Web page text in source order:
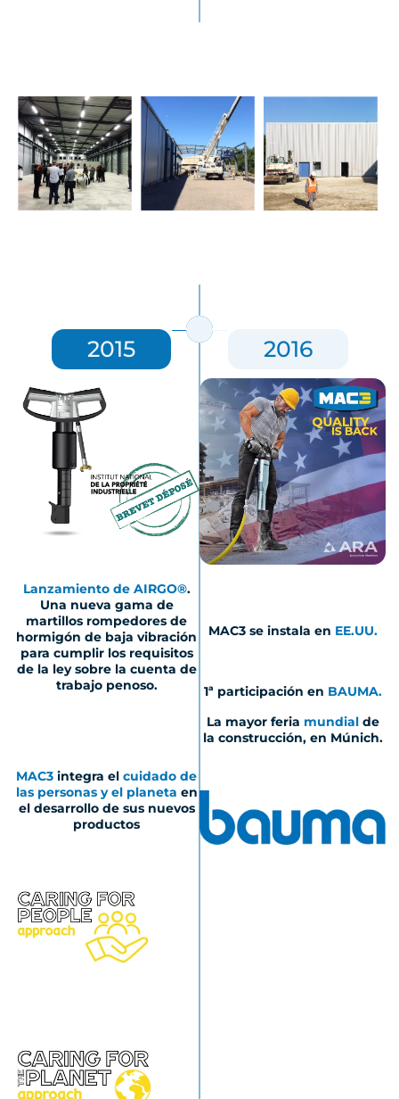
2015
Lanzamiento de AIRGO®.
Una nueva gama de
martillos rompedores de
hormigón de baja vibración
para cumplir los requisitos
de la ley sobre la cuenta de
trabajo penoso.
MAC3 integra el cuidado de
las personas y el planeta en
el desarrollo de sus nuevos
productos
2016
MAC3 se instala en EE.UU.
1ª participación en BAUMA.
La mayor feria mundialde
la construcción, en Múnich.